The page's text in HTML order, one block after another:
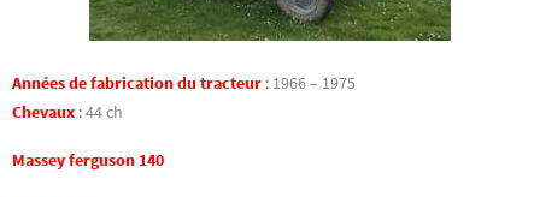
Années de fabrication du tracteur : 1966 – 1975
Chevaux :44 ch
Massey ferguson 140